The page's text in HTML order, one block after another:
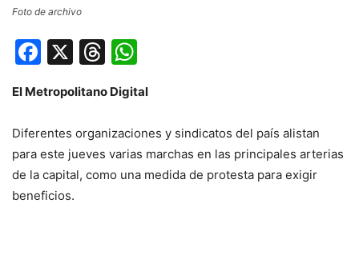
Foto de archivo
Facebook
X Threads
El Metropolitano Digital
Diferentes organizaciones y sindicatos del país alistan
para este jueves varias marchas en las principales arterias
de la capital, como una medida de protesta para exigir
beneficios.